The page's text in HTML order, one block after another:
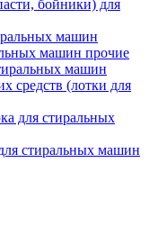
бойники) для
машин
машин прочие
машин
средств (лотки для
для стиральных
стиральных машин